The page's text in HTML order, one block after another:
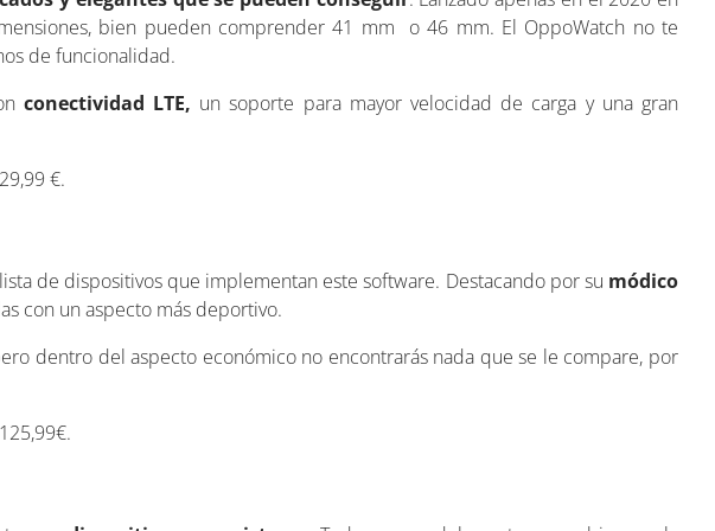
bien pueden comprender 41 mm o 46 mm. El OppoWatch no te
de funcionalidad.
conectividad LTE, un soporte para mayor velocidad de carga y una gran
€.
de dispositivos que implementan este software. Destacando por su módico
con un aspecto más deportivo.
dentro del aspecto económico no encontrarás nada que se le compare, por